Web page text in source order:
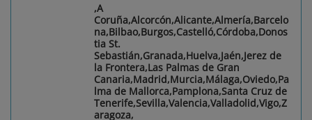
,A
Coruña,Alcorcón,Alicante,Almería,Barcelo
na,Bilbao,Burgos,Castelló,Córdoba,Donos
tia St.
Sebastián,Granada,Huelva,Jaén,Jerez de
la Frontera,Las Palmas de Gran
Canaria,Madrid,Murcia,Málaga,Oviedo,Pa
lma de Mallorca,Pamplona,Santa Cruz de
Tenerife,Sevilla,Valencia,Valladolid,Vigo,Z
aragoza,